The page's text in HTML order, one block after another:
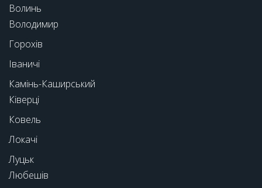
Волинь
Володимир
Горохів
Іваничі
Камінь-Каширський
Ківерці
Ковель
Локачі
Луцьк
Любешів